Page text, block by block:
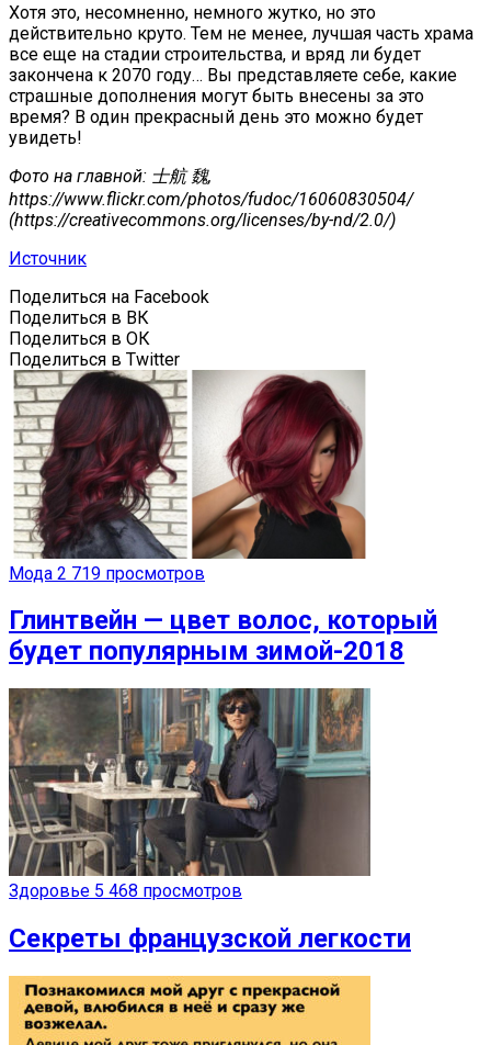
Хотя это, несомненно, немного жутко, но это
действительно круто. Тем не менее, лучшая часть храма
все еще на стадии строительства, и вряд ли будет
закончена к 2070 году… Вы представляете себе, какие
страшные дополнения могут быть внесены за это
время? В один прекрасный день это можно будет
увидеть!
Фото на главной: 士航 魏,
https://www.flickr.com/photos/fudoc/16060830504/
(https://creativecommons.org/licenses/by-nd/2.0/)
Источник
Поделиться на Facebook
Поделиться в ВК
Поделиться в ОК
Поделиться в Twitter
Мода 2 719 просмотров
Глинтвейн — цвет волос, который
будет популярным зимой-2018
Здоровье 5 468 просмотров
Секреты французской легкости